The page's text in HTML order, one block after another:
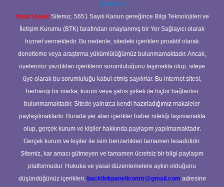
@karabul
Yasal Uyarı: Sitemiz, 5651 Sayılı Kanun gereğince Bilgi Teknolojileri ve
İletişim Kurumu (BTK) tarafından onaylanmış bir Yer Sağlayıcı olarak
hizmet vermektedir. Bu nedenle, sitedeki içerikleri proaktif olarak
denetleme veya araştırma yükümlülüğümüz bulunmamaktadır. Ancak,
üyelerimiz yazdıkları içeriklerin sorumluluğunu taşımakta olup, siteye
üye olarak bu sorumluluğu kabul etmiş sayılırlar. Bu internet sitesi,
herhangi bir marka, kurum veya şahıs şirketi ile hiçbir bağlantısı
bulunmamaktadır. Sitede yalnızca kendi hazırladığımız makaleler
paylaşılmaktadır. Burada yer alan içerikler haber niteliği taşımamakta
olup, gerçek kurum ve kişiler hakkında paylaşım yapılmamaktadır.
Gerçek kurum ve kişiler ile isim benzerlikleri tamamen tesadüfidir.
Sitemiz, kar amacı gütmeyen ve tamamen ücretsiz bir bilgi paylaşım
platformudur. Hukuka ve yasal düzenlemelere aykırı olduğunu
düşündüğünüz içerikleri, backlinkpanelicomtr@gmail.com adresine